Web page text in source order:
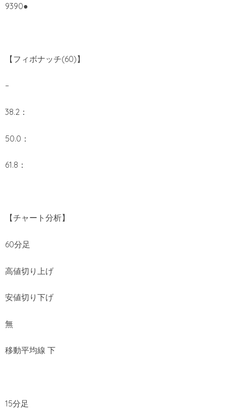
9390●
【フィボナッチ(60)】
–
38.2：
50.0：
61.8：
【チャート分析】
60分足
高値切り上げ
安値切り下げ
無
移動平均線 下
15分足